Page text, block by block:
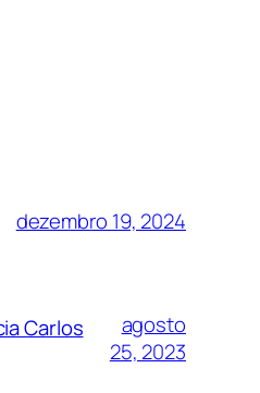
dezembro 19, 2024
Carlos
agosto
25, 2023